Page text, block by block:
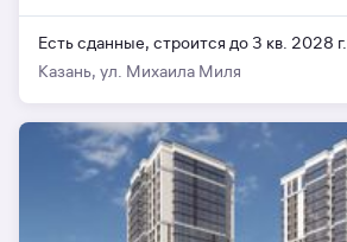
Есть сданные, строится до 3 кв. 2028 г.
Казань, ул. Михаила Миля